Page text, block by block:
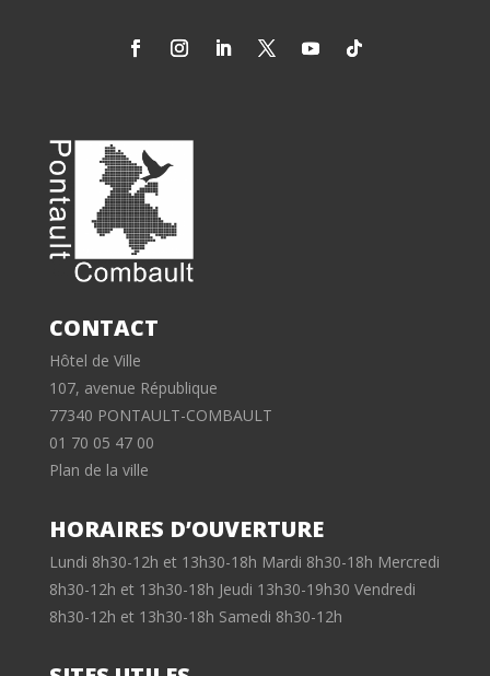
CONTACT
Hôtel de Ville
107, avenue République
77340 PONTAULT-COMBAULT
01 70 05 47 00
Plan de la ville
HORAIRES D’OUVERTURE
Lundi 8h30-12h et 13h30-18h Mardi 8h30-18h Mercredi
8h30-12h et 13h30-18h Jeudi 13h30-19h30 Vendredi
8h30-12h et 13h30-18h Samedi 8h30-12h